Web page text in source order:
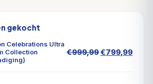
voor de Online Trading Card Game
gekocht
Celebrations Ultra
Collection
€999,99€799,99